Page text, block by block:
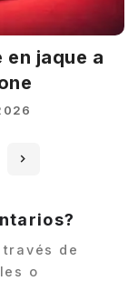
en jaque a
de
o